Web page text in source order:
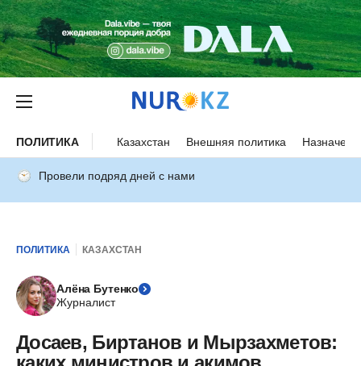
ПОЛИТИКА Казахстан Внешняя политика
Провели подряд дней с нами
ПОЛИТИКА КАЗАХСТАН
Алёна Бутенко
Журналист
Досаев, Биртанов и Мырзахметов: